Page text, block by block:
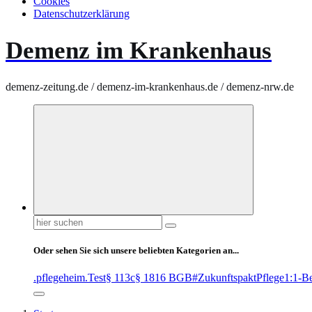
Datenschutzerklärung
Demenz im Krankenhaus
demenz-zeitung.de / demenz-im-krankenhaus.de / demenz-nrw.de
Suchen
nach:
Oder sehen Sie sich unsere beliebten Kategorien an...
.pflegeheim.Test§ 113c§ 1816 BGB#ZukunftspaktPflege1:1-